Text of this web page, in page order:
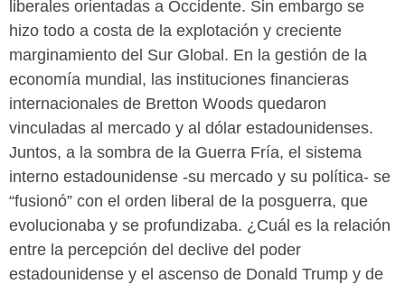
liberales orientadas a Occidente. Sin embargo se
hizo todo a costa de la explotación y creciente
marginamiento del Sur Global. En la gestión de la
economía mundial, las instituciones financieras
internacionales de Bretton Woods quedaron
vinculadas al mercado y al dólar estadounidenses.
Juntos, a la sombra de la Guerra Fría, el sistema
interno estadounidense -su mercado y su política- se
“fusionó” con el orden liberal de la posguerra, que
evolucionaba y se profundizaba. ¿Cuál es la relación
entre la percepción del declive del poder
estadounidense y el ascenso de Donald Trump y de